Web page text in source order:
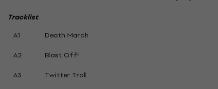
Tracklist
A1
Death March
A2
Blast Off!
A3
Twitter Troll